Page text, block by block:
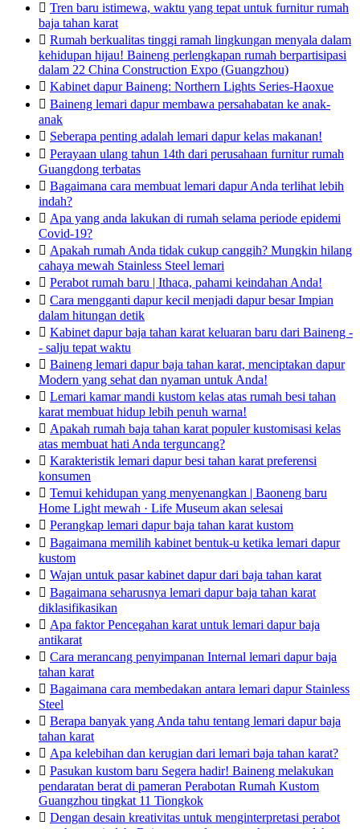
 Tren baru istimewa, waktu yang tepat untuk furnitur rumah
baja tahan karat
 Rumah berkualitas tinggi ramah lingkungan menyala dalam
kehidupan hijau! Baineng perlengkapan rumah berpartisipasi
dalam 22 China Construction Expo (Guangzhou)
 Kabinet dapur Baineng: Northern Lights Series-Haoxue
 Baineng lemari dapur membawa persahabatan ke anak-
anak
 Seberapa penting adalah lemari dapur kelas makanan!
 Perayaan ulang tahun 14th dari perusahaan furnitur rumah
Guangdong terbatas
 Bagaimana cara membuat lemari dapur Anda terlihat lebih
indah?
 Apa yang anda lakukan di rumah selama periode epidemi
Covid-19?
 Apakah rumah Anda tidak cukup canggih? Mungkin hilang
cahaya mewah Stainless Steel lemari
 Perabot rumah baru | Ithaca, pahami keindahan Anda!
 Cara mengganti dapur kecil menjadi dapur besar Impian
dalam hitungan detik
 Kabinet dapur baja tahan karat keluaran baru dari Baineng -
- salju tepat waktu
 Baineng lemari dapur baja tahan karat, menciptakan dapur
Modern yang sehat dan nyaman untuk Anda!
 Lemari kamar mandi kustom kelas atas rumah besi tahan
karat membuat hidup lebih penuh warna!
 Apakah rumah baja tahan karat populer kustomisasi kelas
atas membuat hati Anda terguncang?
 Karakteristik lemari dapur besi tahan karat preferensi
konsumen
 Temui kehidupan yang menyenangkan | Baoneng baru
Home Light mewah · Life Museum akan selesai
 Perangkap lemari dapur baja tahan karat kustom
 Bagaimana memilih kabinet bentuk-u ketika lemari dapur
kustom
 Wajan untuk pasar kabinet dapur dari baja tahan karat
 Bagaimana seharusnya lemari dapur baja tahan karat
diklasifikasikan
 Apa faktor Pencegahan karat untuk lemari dapur baja
antikarat
 Cara merancang penyimpanan Internal lemari dapur baja
tahan karat
 Bagaimana cara membedakan antara lemari dapur Stainless
Steel
 Berapa banyak yang Anda tahu tentang lemari dapur baja
tahan karat
 Apa kelebihan dan kerugian dari lemari baja tahan karat?
 Pasukan kustom baru Segera hadir! Baineng melakukan
pendaratan berat di pameran Perabotan Rumah Kustom
Guangzhou tingkat 11 Tiongkok
 Dengan desain kreativitas untuk menginterpretasi perabot